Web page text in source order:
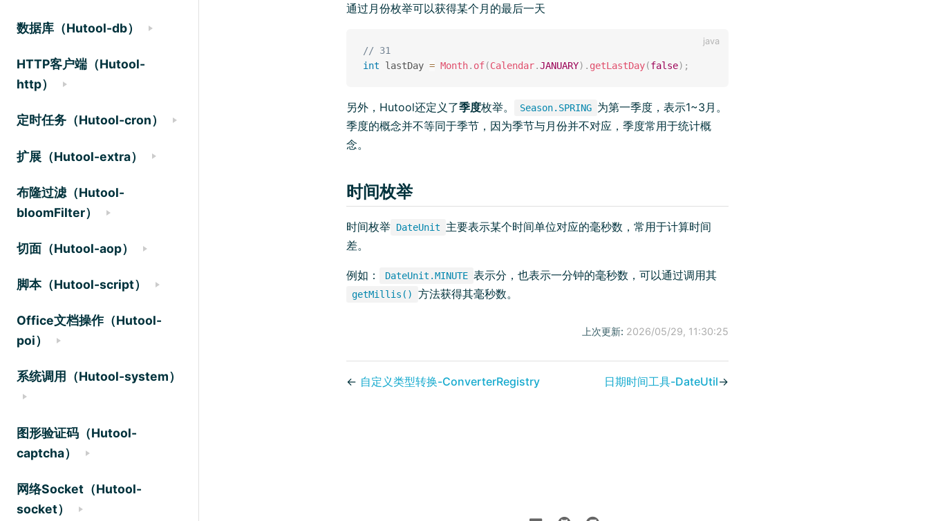
数据库（Hutool-db）
HTTP客户端（Hutool-
http）
定时任务（Hutool-cron）
扩展（Hutool-extra）
布隆过滤（Hutool-
bloomFilter）
切面（Hutool-aop）
脚本（Hutool-script）
Office文档操作（Hutool-
poi）
系统调用（Hutool-system）
图形验证码（Hutool-
captcha）
网络Socket（Hutool-
socket）
通过月份枚举可以获得某个月的最后一天
// 31
int lastDay = Month. of(Calendar.JANUARY) . getLastDay(false) ;
另外，Hutool还定义了季度枚举。 Season.SPRING 为第一季度，表示1~3月。
季度的概念并不等同于季节，因为季节与月份并不对应，季度常用于统计概
念。
时间枚举
时间枚举 DateUnit
主要表示某个时间单位对应的毫秒数，常用于计算时间
差。
例如： DateUnit.MINUTE 表示分，也表示一分钟的毫秒数，可以通过调用其
getMillis() 方法获得其毫秒数。
上次更新: 2026/05/29, 11:30:25
← 自定义类型转换-ConverterRegistry 日期时间工具-DateUtil→